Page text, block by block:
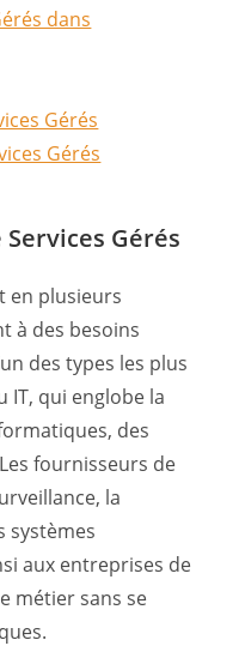
dans
Gérés
Gérés
Gérés
en plusieurs
à des besoins
des types les plus
IT, qui englobe la
des
fournisseurs de
la
systèmes
aux entreprises de
métier sans se